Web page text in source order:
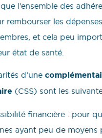
l’ensemble des
rembourser les
et cela peu
état de santé.
d’une
(CSS) sont les
financière : pour
ayant peu de moyens